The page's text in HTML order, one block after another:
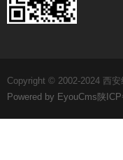
Copyright © 2002-2024 西
Powered by EyouCms 陕